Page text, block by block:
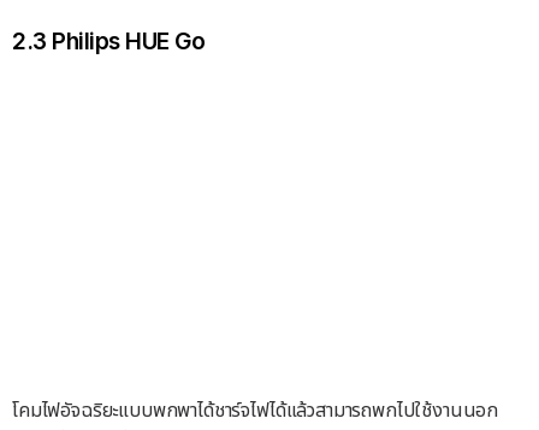
2.3 Philips HUE Go
โคมไฟอัจฉริยะแบบพกพาได้ชาร์จไฟได้แล้วสามารถพกไปใช้งานนอก